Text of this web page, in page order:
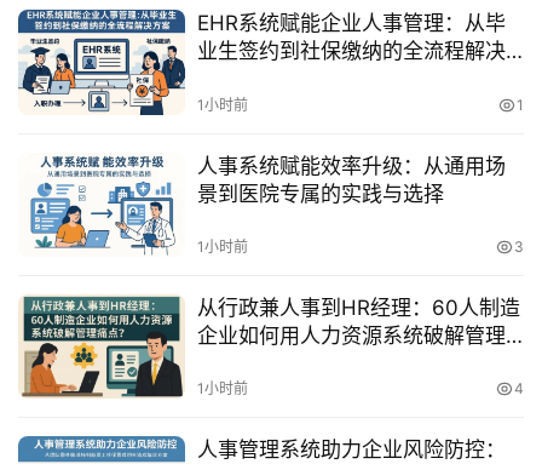
EHR系统赋能企业人事管理：从毕
业生签约到社保缴纳的全流程解决
1小时前 1
人事系统赋能效率升级：从通用场
景到医院专属的实践与选择
1小时前 3
从行政兼人事到HR经理：60人制造
企业如何用人力资源系统破解管理
1小时前 4
人事管理系统助力企业风险防控：